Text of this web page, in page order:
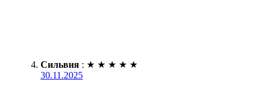
Сильвия : ★ ★ ★ ★ ★
30.11.2025